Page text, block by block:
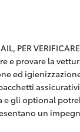
PER
e provare la
ed
e gli optional
un